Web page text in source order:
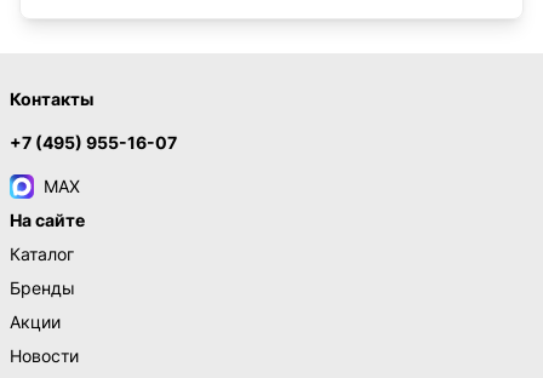
Контакты
+7 (495) 955-16-07
MAX
На сайте
Каталог
Бренды
Акции
Новости